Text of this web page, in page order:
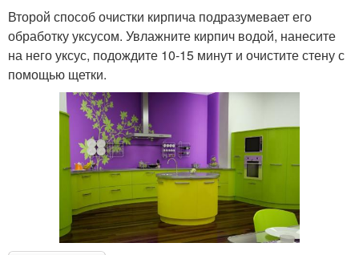
Второй способ очистки кирпича подразумевает его
обработку уксусом. Увлажните кирпич водой, нанесите
на него уксус, подождите 10-15 минут и очистите стену с
помощью щетки.